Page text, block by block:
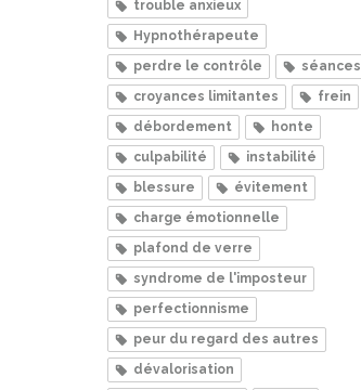
trouble anxieux
Hypnothérapeute
perdre le contrôle
séances
croyances limitantes
frein
débordement
honte
culpabilité
instabilité
blessure
évitement
charge émotionnelle
plafond de verre
syndrome de l'imposteur
perfectionnisme
peur du regard des autres
dévalorisation